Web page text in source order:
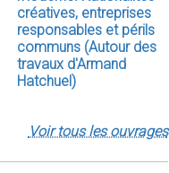
Voir tous les ouvrages